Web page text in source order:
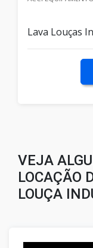
Lava Louças
VEJA
LOCAÇÃO
LOUÇA